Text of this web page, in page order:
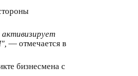
— отмечается в
бизнесмена с